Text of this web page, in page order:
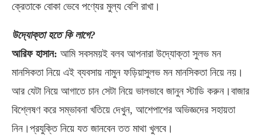
ক্রেতাকে বোকা ভেবে পণ্যের মুল্য বেশি রাখা।
উদ্যোক্তা হতে কি লাগে?
আরিফ হাসান: আমি সবসময়ই বলব আপনারা উদ্যোক্তা সুলভ মন
মানসিকতা নিয়ে এই ব্যবসায় নামুন ফড়িয়াসুলভ মন মানসিকতা নিয়ে নয়।
আর যেটা নিয়ে আগাতে চান সেটা নিয়ে ভালভাবে জানুন স্টাডি করুন।বাজার
বিশ্লেষণ করে সম্ভাবনা খতিয়ে দেখুন, আশেপাশের অভিজ্ঞদের সহায়তা
নিন।প্রযুক্তি নিয়ে যত জানবেন তত মাথা খুলবে।